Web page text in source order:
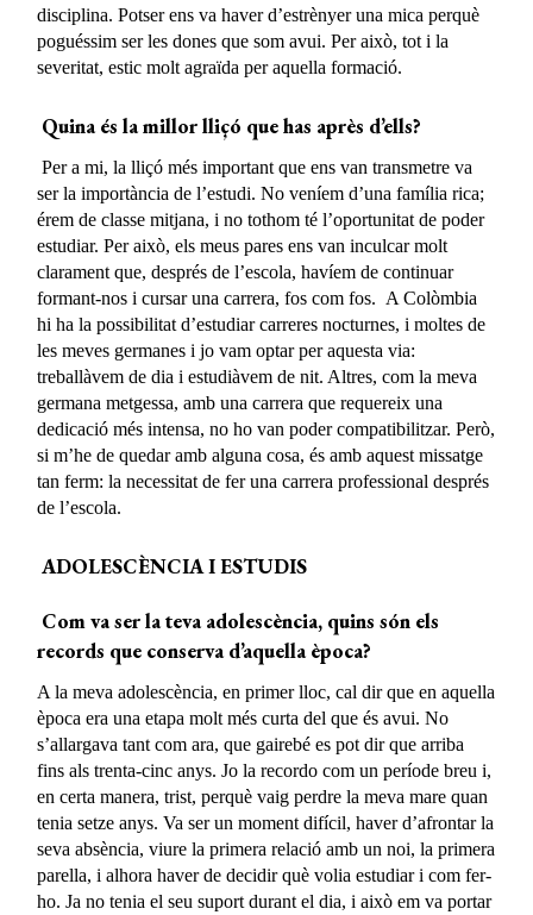
disciplina. Potser ens va haver d’estrènyer una mica perquè
poguéssim ser les dones que som avui. Per això, tot i la
severitat, estic molt agraïda per aquella formació.
Quina és la millor lliçó que has après d’ells?
Per a mi, la lliçó més important que ens van transmetre va
ser la importància de l’estudi. No veníem d’una família rica;
érem de classe mitjana, i no tothom té l’oportunitat de poder
estudiar. Per això, els meus pares ens van inculcar molt
clarament que, després de l’escola, havíem de continuar
formant-nos i cursar una carrera, fos com fos. A Colòmbia
hi ha la possibilitat d’estudiar carreres nocturnes, i moltes de
les meves germanes i jo vam optar per aquesta via:
treballàvem de dia i estudiàvem de nit. Altres, com la meva
germana metgessa, amb una carrera que requereix una
dedicació més intensa, no ho van poder compatibilitzar. Però,
si m’he de quedar amb alguna cosa, és amb aquest missatge
tan ferm: la necessitat de fer una carrera professional després
de l’escola.
ADOLESCÈNCIA I ESTUDIS
Com va ser la teva adolescència, quins són els
records que conserva d’aquella època?
A la meva adolescència, en primer lloc, cal dir que en aquella
època era una etapa molt més curta del que és avui. No
s’allargava tant com ara, que gairebé es pot dir que arriba
fins als trenta-cinc anys. Jo la recordo com un període breu i,
en certa manera, trist, perquè vaig perdre la meva mare quan
tenia setze anys. Va ser un moment difícil, haver d’afrontar la
seva absència, viure la primera relació amb un noi, la primera
parella, i alhora haver de decidir què volia estudiar i com fer-
ho. Ja no tenia el seu suport durant el dia, i això em va portar